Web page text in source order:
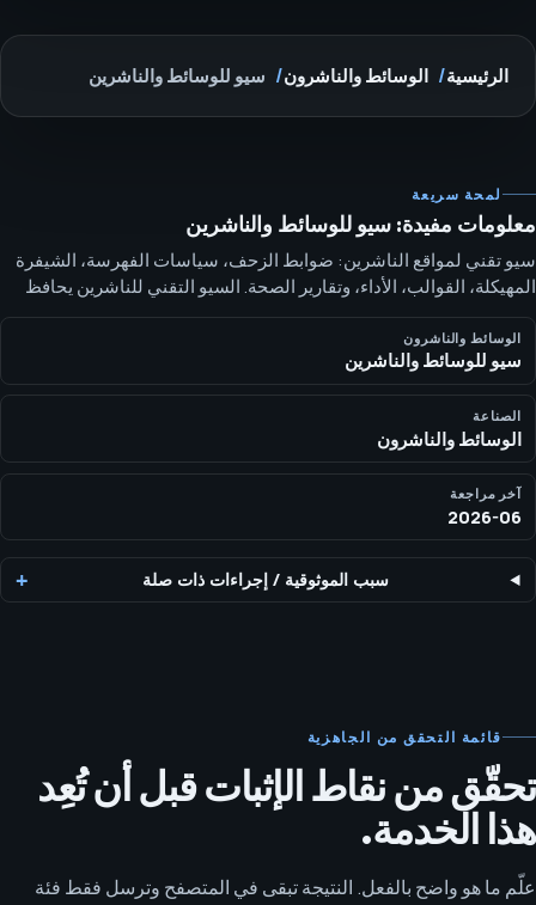
الرئيسية الوسائط والناشرون سيو للوسائط والناشرين
لمحة سريعة
معلومات مفيدة: سيو للوسائط والناشرين
سيو تقني لمواقع الناشرين: ضوابط الزحف، سياسات الفهرسة، الشيفرة
المهيكلة، القوالب، الأداء، وتقارير الصحة. السيو التقني للناشرين يحافظ
على الأرشيفات الكبيرة قابلة للزحف، قابلة للفهرسة، منظمة، سريعة بما
يكفي، ومرتبطة بأولويات التحرير.
الوسائط والناشرون
سيو للوسائط والناشرين
الصناعة
الوسائط والناشرون
آخر مراجعة
2026-06
سبب الموثوقية /إجراءات ذات صلة
قائمة التحقق من الجاهزية
تحقّق من نقاط الإثبات قبل أن تُعِد
هذا الخدمة.
علّم ما هو واضح بالفعل. النتيجة تبقى في المتصفح وترسل فقط فئة